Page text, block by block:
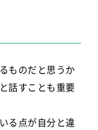
ものだと思うか
話すことも重要
る点が自分と違